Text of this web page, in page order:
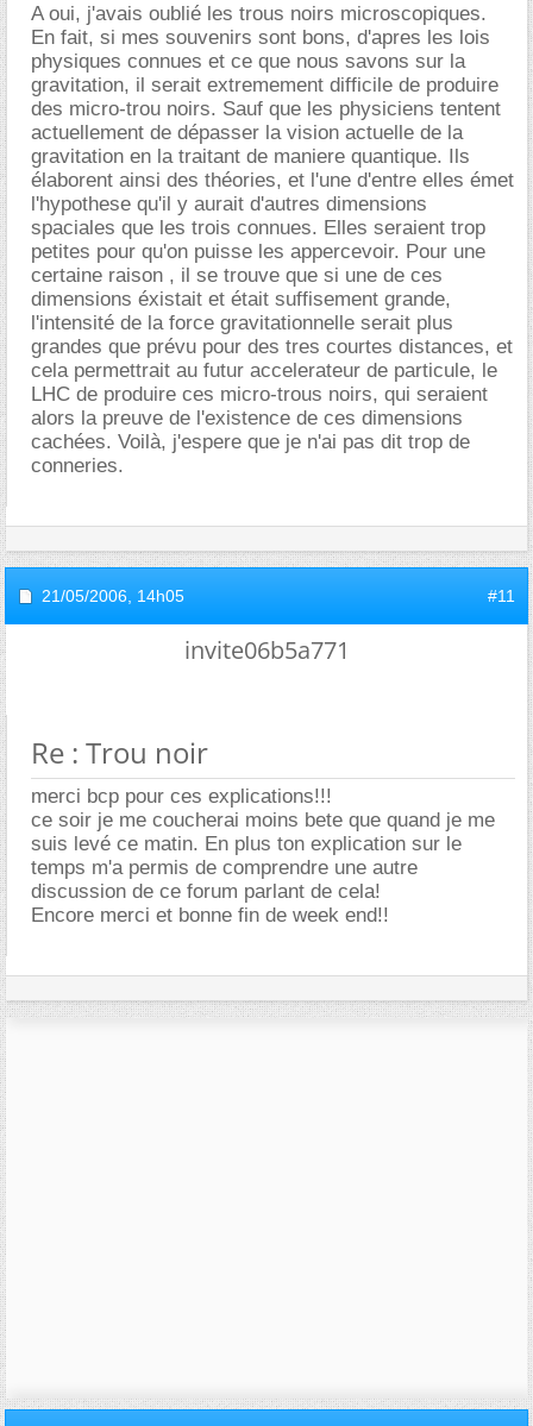
A oui, j'avais oublié les trous noirs microscopiques.
En fait, si mes souvenirs sont bons, d'apres les lois
physiques connues et ce que nous savons sur la
gravitation, il serait extremement difficile de produire
des micro-trou noirs. Sauf que les physiciens tentent
actuellement de dépasser la vision actuelle de la
gravitation en la traitant de maniere quantique. Ils
élaborent ainsi des théories, et l'une d'entre elles émet
l'hypothese qu'il y aurait d'autres dimensions
spaciales que les trois connues. Elles seraient trop
petites pour qu'on puisse les appercevoir. Pour une
certaine raison , il se trouve que si une de ces
dimensions éxistait et était suffisement grande,
l'intensité de la force gravitationnelle serait plus
grandes que prévu pour des tres courtes distances, et
cela permettrait au futur accelerateur de particule, le
LHC de produire ces micro-trous noirs, qui seraient
alors la preuve de l'existence de ces dimensions
cachées. Voilà, j'espere que je n'ai pas dit trop de
conneries.
21/05/2006, 14h05 #11
invite06b5a771
Re : Trou noir
merci bcp pour ces explications!!!
ce soir je me coucherai moins bete que quand je me
suis levé ce matin. En plus ton explication sur le
temps m'a permis de comprendre une autre
discussion de ce forum parlant de cela!
Encore merci et bonne fin de week end!!